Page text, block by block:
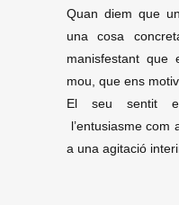
Quan diem que
una cosa
manisfestant que
mou, que ens
El seu sentit
l’entusiasme com
a una agitació